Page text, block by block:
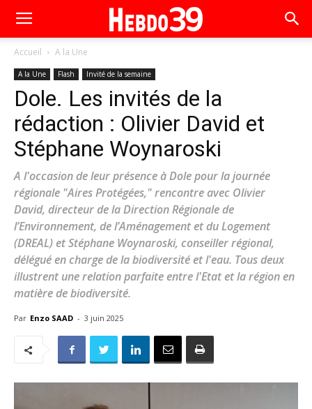
Accueil A la Une
A la Une Flash Invité de la semaine
Dole. Les invités de la
rédaction : Olivier David et
Stéphane Woynaroski
A l'occasion de leur présence à Dole pour la journée
régionale "Aires Protégées," rencontre avec Olivier
David, directeur de la Direction Régionale de
l’Environnement, de l’Aménagement et du Logement
(DREAL) et Stéphane Woynaroski, conseiller régional,
délégué en charge de la biodiversité et l'eau. Tous deux
illustrent une relation parfaite entre l'Etat et la région en
matière de biodiversité.
Par Enzo SAAD - 3 juin 2025